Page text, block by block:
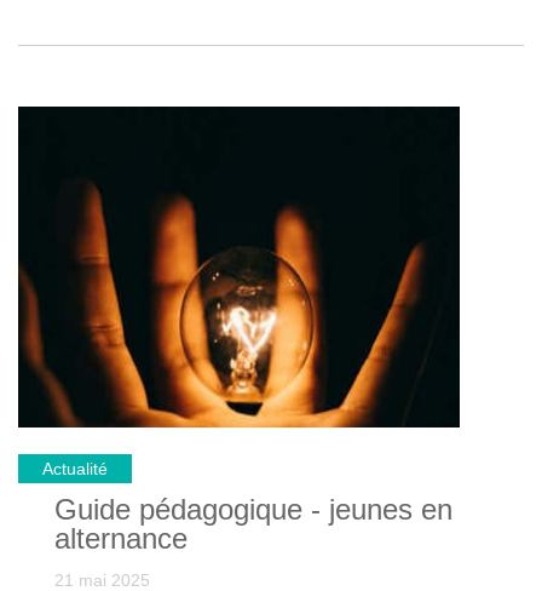
Corman présente la formation en alternance comme
un investissement sur l’avenir grâce à un tutorat bien
structuré favorisant une bonne transmission des
connaissances. L’entreprise précise également que «
Former un jeune en alternance vous donne une autre
vision des choses, de par les bagages théoriques plus
récents de l’apprenti. L’industrie doit s’intéresser
activement aux jeunes. Si on veut évoluer demain
avec d’autres capacités, mettons tout en œuvre pour
Actualité
Guide pédagogique - jeunes en
alternance
21 mai 2025